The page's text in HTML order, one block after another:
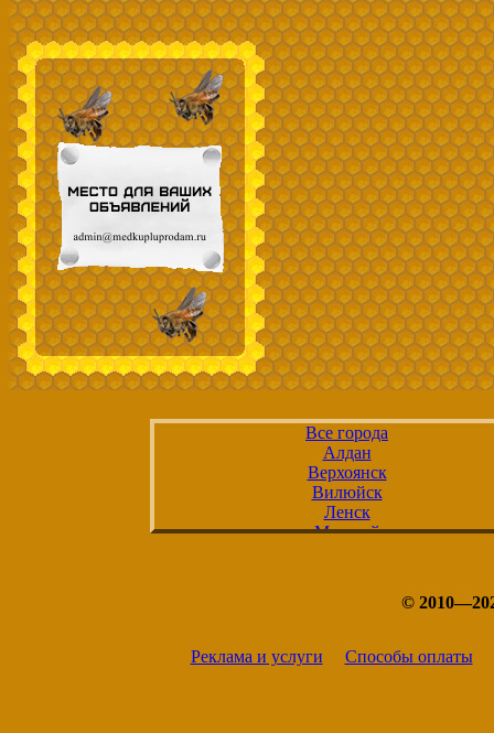
Все города
Алдан
Верхоянск
Вилюйск
Ленск
Мирный
Томмот
Удачный
©
Реклама и услуги Способы оплаты